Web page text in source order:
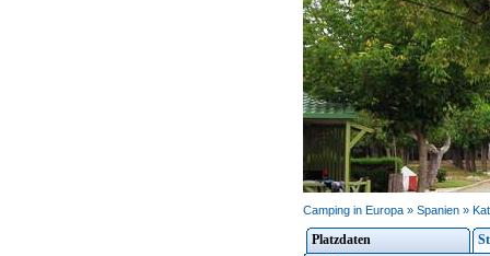
Camping in Europa » Spanien »
Platzdaten